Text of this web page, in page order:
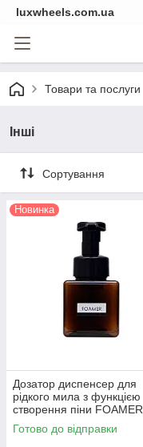
luxwheels.com.ua
Товари та послуги
Інші
Сортування
Новинка
Дозатор диспенсер для
рідкого мила з функцією
створення піни FOAMER
250мл коричневий
Готово до відправки